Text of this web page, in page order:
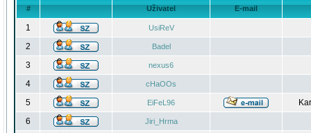
# Uživatel E-mail
1 UsiReV
2 Badel
3 nexus6
4 cHaOOs
5 EiFeL96
6
Jiri_Hrma